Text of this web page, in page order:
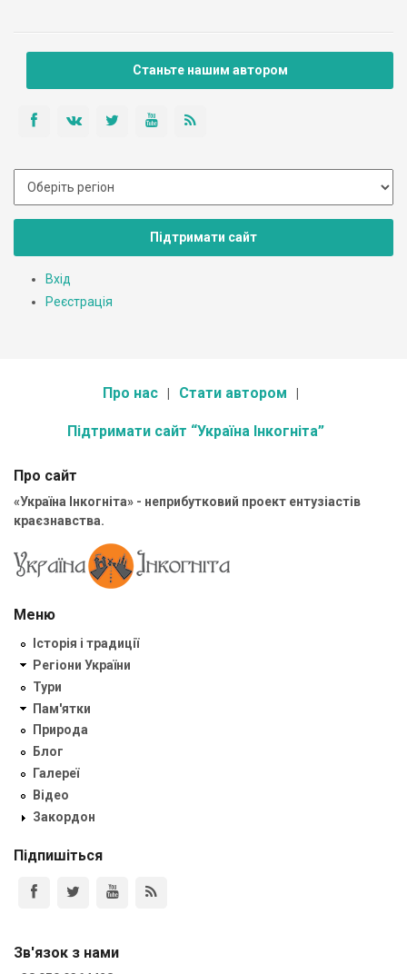
Станьте нашим автором
Підтримати сайт
Вхід
Реєстрація
Про нас Стати автором
Підтримати сайт “Україна Інкогніта”
Про сайт
«Україна Інкогніта» - неприбутковий проект ентузіастів
краєзнавства.
Меню
Історія і традиції
Регіони України
Тури
Пам'ятки
Природа
Блог
Галереї
Відео
Закордон
Підпишіться
Зв'язок з нами